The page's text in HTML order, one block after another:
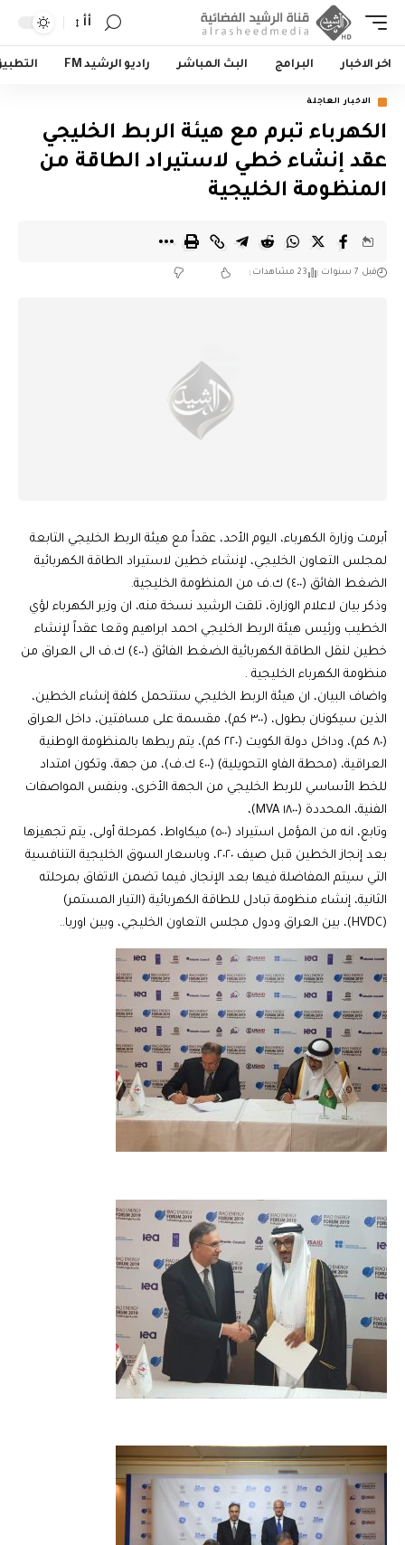
أأ
اخر الاخبار البرامج البث المباشر راديو الرشيد FM
الاخبار العاجلة
الكهرباء تبرم مع هيئة الربط الخليجي
عقد إنشاء خطي لاستيراد الطاقة من
المنظومة الخليجية
قبل 7 سنوات 23 مشاهدات
أبرمت وزارة الكهرباء، اليوم الأحد، عقداً مع هيئة الربط الخليجي التابعة
لمجلس التعاون الخليجي، لإنشاء خطين لاستيراد الطاقة الكهربائية
الضغط الفائق (٤٠٠) ك.ف من المنظومة الخليجية.
وذكر بيان لاعلام الوزارة، تلقت الرشيد نسخة منه، ان وزير الكهرباء لؤي
الخطيب ورئيس هيئة الربط الخليجي احمد ابراهيم وقعا عقداً لإنشاء
خطين لنقل الطاقة الكهربائية الضغط الفائق (٤٠٠) ك.ف الى العراق من
منظومة الكهرباء الخليجية .
واضاف البيان، ان هيئة الربط الخليجي ستتحمل كلفة إنشاء الخطين،
الذين سيكونان بطول، (٣٠٠ كم)، مقسمة على مسافتين، داخل العراق
(٨٠ كم)، وداخل دولة الكويت (٢٢٠ كم)، يتم ربطها بالمنظومة الوطنية
العراقية، (محطة الفاو التحويلية) (٤٠٠ ك.ف)، من جهة، وتكون امتداد
للخط الأساسي للربط الخليجي من الجهة الأخرى، وبنفس المواصفات
الفنية، المحددة (١٨٠٠ MVA)،
وتابع، انه من المؤمل استيراد (٥٠٠) ميكاواط، كمرحلة أولى، يتم تجهيزها
بعد إنجاز الخطين قبل صيف ٢٠٢٠، وباسعار السوق الخليجية التنافسية
التي سيتم المفاضلة فيها بعد الإنجاز، فيما تضمن الاتفاق بمرحلته
الثانية، إنشاء منظومة تبادل للطاقة الكهربائية (التيار المستمر)
(HVDC)، بين العراق ودول مجلس التعاون الخليجي، وبين اوربا..